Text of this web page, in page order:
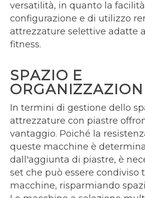
versatilità, in quanto la
configurazione e di utilizzo
attrezzature selettive adatte
fitness.
SPAZIO E
In termini di gestione dello
attrezzature con piastre
vantaggio. Poiché la
queste macchine è
dall'aggiunta di piastre, è
set che può essere condiviso
macchine, risparmiando